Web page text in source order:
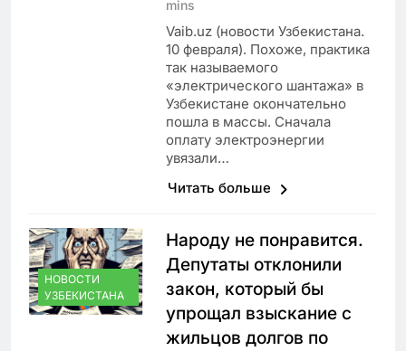
mins
Vaib.uz (новости Узбекистана.
10 февраля). Похоже, практика
так называемого
«электрического шантажа» в
Узбекистане окончательно
пошла в массы. Сначала
оплату электроэнергии
увязали…
Читать больше
НОВОСТИ
УЗБЕКИСТАНА
Народу не понравится.
Депутаты отклонили
закон, который бы
упрощал взыскание с
жильцов долгов по